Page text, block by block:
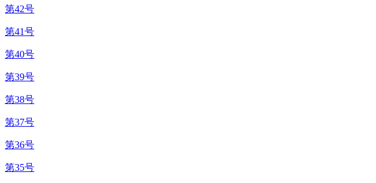
第42号
第41号
第40号
第39号
第38号
第37号
第36号
第35号